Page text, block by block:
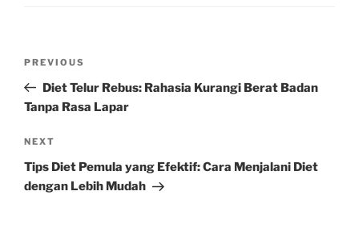
Previous
Post
PREVIOUS
Diet Telur Rebus: Rahasia Kurangi Berat Badan
Tanpa Rasa Lapar
Next
Post
NEXT
Tips Diet Pemula yang Efektif: Cara Menjalani Diet
dengan Lebih Mudah